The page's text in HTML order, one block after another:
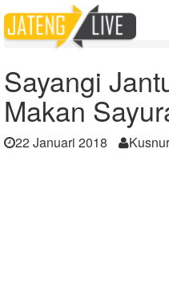
Home
Berita
Sayangi Jantungmu
Sayangi
Makan
22 Januari 2018